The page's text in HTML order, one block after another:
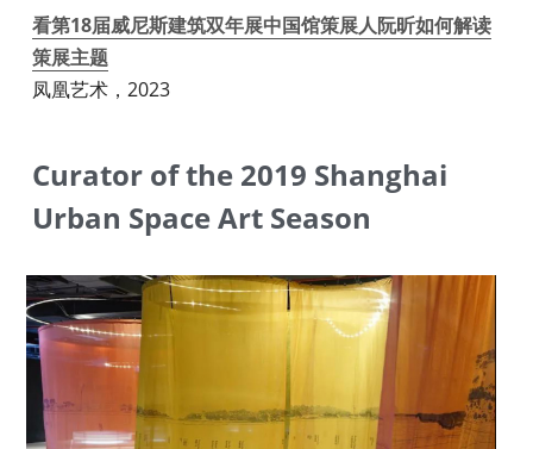
看第18届威尼斯建筑双年展中国馆策展人阮昕如何解读
策展主题
凤凰艺术，2023
Curator of the 2019 Shanghai
Urban Space Art Season